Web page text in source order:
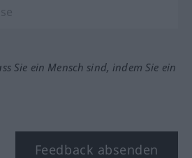
Sie ein Mensch sind, indem Sie ein
Feedback absenden